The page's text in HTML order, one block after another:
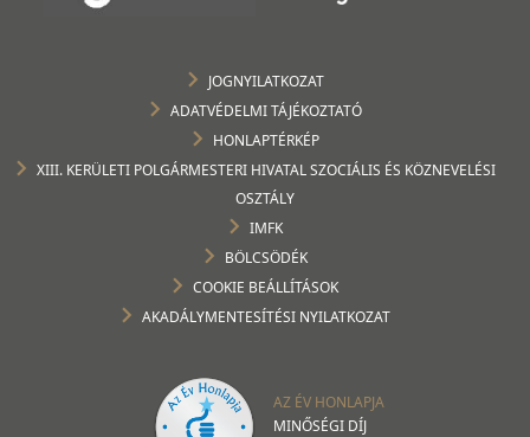
JOGNYILATKOZAT
ADATVÉDELMI TÁJÉKOZTATÓ
HONLAPTÉRKÉP
XIII. KERÜLETI POLGÁRMESTERI HIVATAL SZOCIÁLIS ÉS KÖZNEVELÉSI
OSZTÁLY
IMFK
BÖLCSÖDÉK
COOKIE BEÁLLÍTÁSOK
AKADÁLYMENTESÍTÉSI NYILATKOZAT
AZ ÉV HONLAPJA
MINŐSÉGI DÍJ